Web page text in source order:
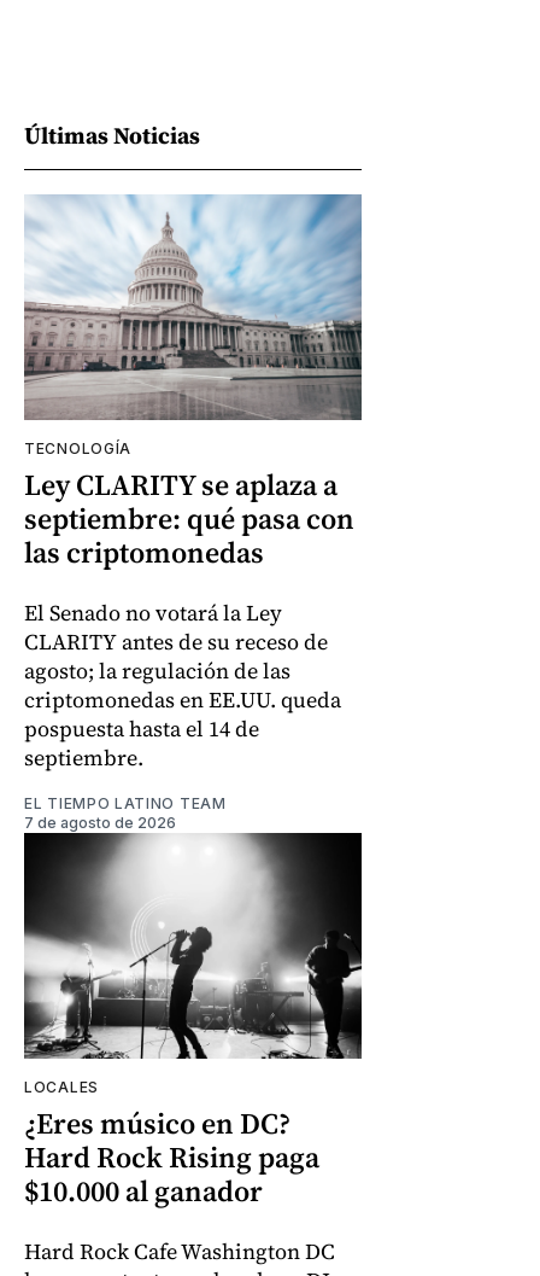
Últimas Noticias
TECNOLOGÍA
Ley CLARITY se aplaza a
septiembre: qué pasa con
las criptomonedas
El Senado no votará la Ley
CLARITY antes de su receso de
agosto; la regulación de las
criptomonedas en EE.UU. queda
pospuesta hasta el 14 de
septiembre.
EL TIEMPO LATINO TEAM
7 de agosto de 2026
LOCALES
¿Eres músico en DC?
Hard Rock Rising paga
$10.000 al ganador
Hard Rock Cafe Washington DC